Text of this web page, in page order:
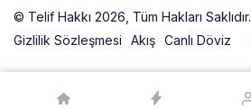
© Telif Hakkı 2026, Tüm Hakları Saklıdır.
Gizlilik Sözleşmesi
Akış Canlı Döviz